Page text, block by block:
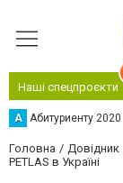
Наші спецпроєкти
А Абитуриенту 2020
Головна Довідник
PETLAS в Україні